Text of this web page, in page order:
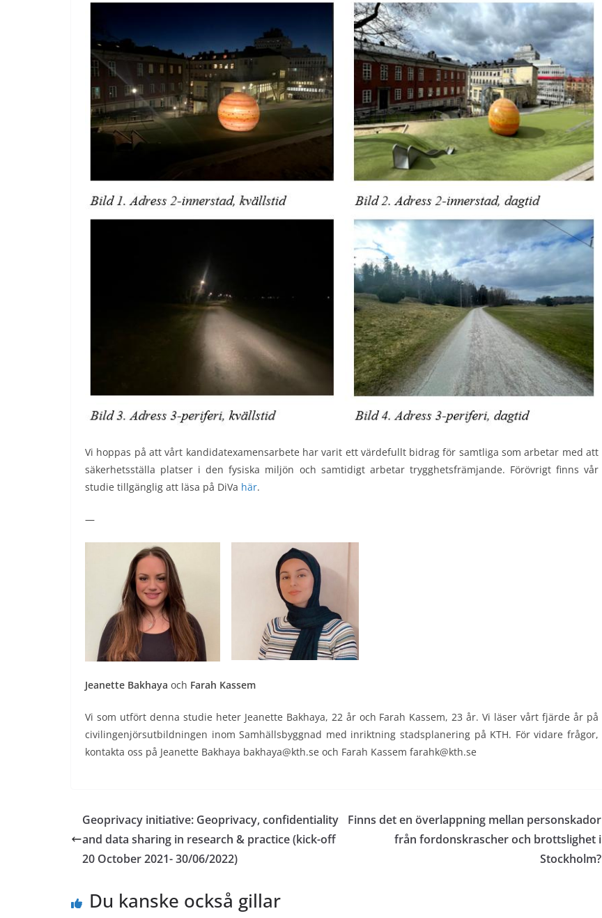
Vi hoppas på att vårt kandidatexamensarbete har varit ett värdefullt bidrag för samtliga som arbetar med att
säkerhetsställa platser i den fysiska miljön och samtidigt arbetar trygghetsfrämjande. Förövrigt finns vår
studie tillgänglig att läsa på DiVa här.
—
Jeanette Bakhaya och Farah Kassem
Vi som utfört denna studie heter Jeanette Bakhaya, 22 år och Farah Kassem, 23 år. Vi läser vårt fjärde år på
civilingenjörsutbildningen inom Samhällsbyggnad med inriktning stadsplanering på KTH. För vidare frågor,
kontakta oss på Jeanette Bakhaya bakhaya@kth.se och Farah Kassem farahk@kth.se
Geoprivacy initiative: Geoprivacy, confidentiality
and data sharing in research & practice (kick-off
20 October 2021- 30/06/2022)
Finns det en överlappning mellan personskador
från fordonskrascher och brottslighet i
Stockholm?
Du kanske också gillar